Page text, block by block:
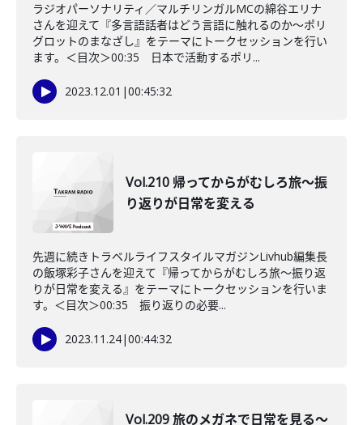
ラジオパーソナリティ／マルチリンガルMCの綿谷エリナ
さんを迎えて『多言語話者はどう言語に触れるのか〜ポリ
グロットのまなざし』をテーマにトークセッションを行い
ます。＜目次＞00:35 日本で活動するポリ...
2023.12.01 |00:45:32
Vol.210 帰ってからがむしろ旅〜振
り返りが日常を変える
先週に続きトラベルライフスタイルマガジンLivhub編集長
の飯塚彩子さんを迎えて『帰ってからがむしろ旅〜振り返
りが日常を変える』をテーマにトークセッションを行いま
す。＜目次＞00:35 振り返りの必要...
2023.11.24|00:44:32
Vol.209 旅のメガネで日常を見る〜